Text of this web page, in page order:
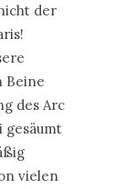
der
Beine
des Arc
gesäumt
vielen